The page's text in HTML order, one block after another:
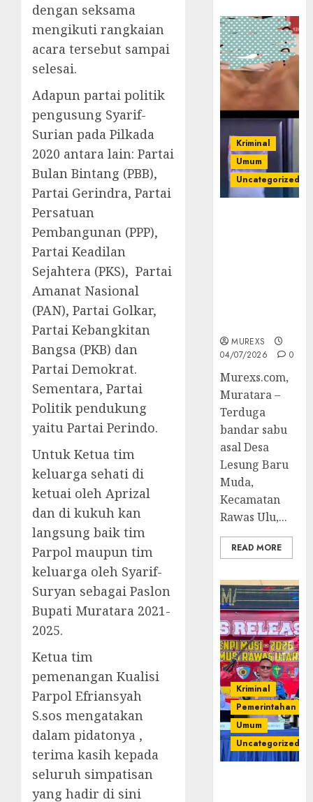
dengan seksama
mengikuti rangkaian
acara tersebut sampai
selesai.
Adapun partai politik
pengusung Syarif-
Surian pada Pilkada
2020 antara lain: Partai
Bulan Bintang (PBB),
Partai Gerindra, Partai
Persatuan
Pembangunan (PPP),
Partai Keadilan
Sejahtera (PKS), Partai
Amanat Nasional
(PAN), Partai Golkar,
Partai Kebangkitan
Bangsa (PKB) dan
Partai Demokrat.
Sementara, Partai
Politik pendukung
yaitu Partai Perindo.
Untuk Ketua tim
keluarga sehati di
ketuai oleh Aprizal
dan di kukuh kan
langsung baik tim
Parpol maupun tim
keluarga oleh Syarif-
Suryan sebagai Paslon
Bupati Muratara 2021-
2025.
Ketua tim
pemenangan Kualisi
Parpol Efriansyah
S.sos mengatakan
dalam pidatonya ,
terima kasih kepada
seluruh simpatisan
yang hadir di sini
Kriminal
Umum
Uncategorized
MUREXS
04/07/2026
0
Murexs.com,
Muratara –
Terduga
bandar sabu
asal Desa
Lesung Baru
Muda,
Kecamatan
Rawas Ulu,...
READ MORE
Kriminal
Pemerintahan
Umum
Uncategorized